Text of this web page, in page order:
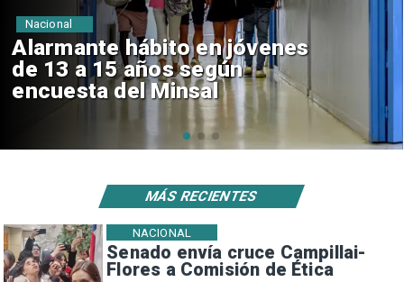
Aprueban creación del Parque
Sebastián Piñera con inversión
de $4 mil millones
Regiones
Senado envía cruce Campillai-
Flores a Comisión de Ética
NACIONAL
MÁS RECIENTES